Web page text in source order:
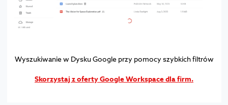
Wyszukiwanie w Dysku Google przy pomocy szybkich filtrów
Skorzystaj z oferty Google Workspace dla firm.